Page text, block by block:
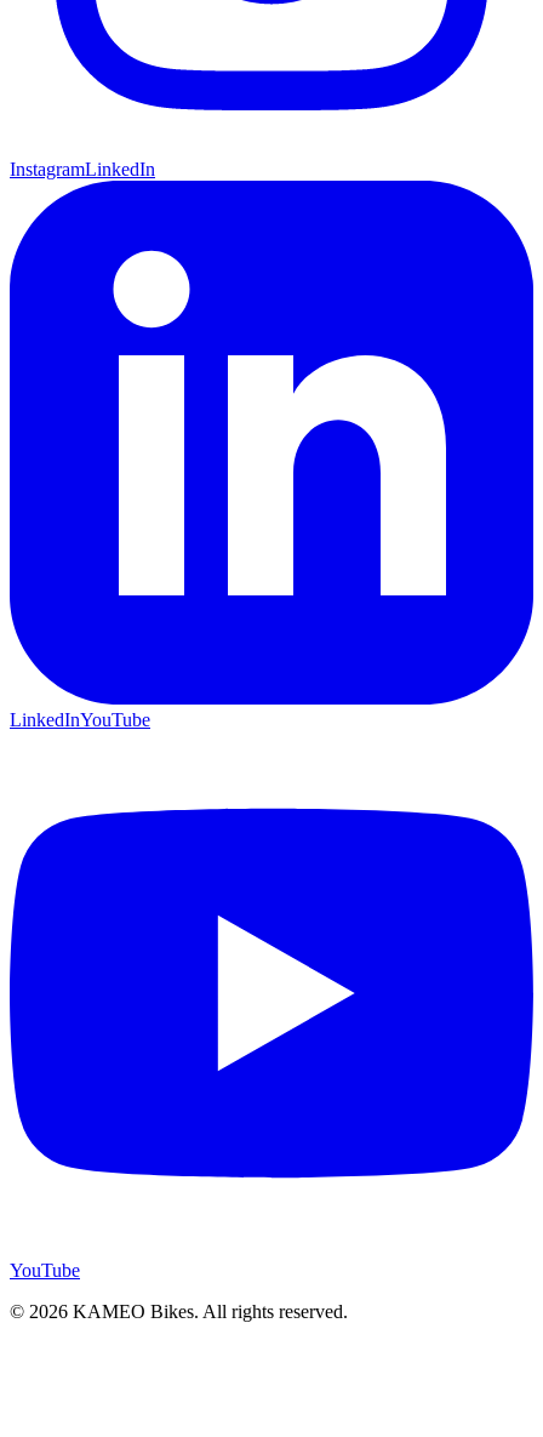
InstagramLinkedIn
LinkedInYouTube
YouTube
© 2026 KAMEO Bikes. All rights reserved.